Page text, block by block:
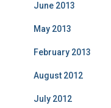
June 2013
May 2013
February 2013
August 2012
July 2012